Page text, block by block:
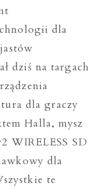
dla
dziś na targach
dla graczy
Halla, mysz
WIRELESS SD
dla
te